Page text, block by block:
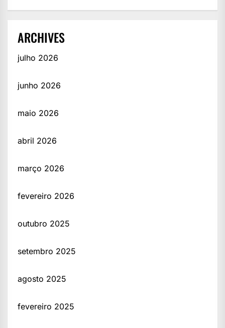
ARCHIVES
julho 2026
junho 2026
maio 2026
abril 2026
março 2026
fevereiro 2026
outubro 2025
setembro 2025
agosto 2025
fevereiro 2025